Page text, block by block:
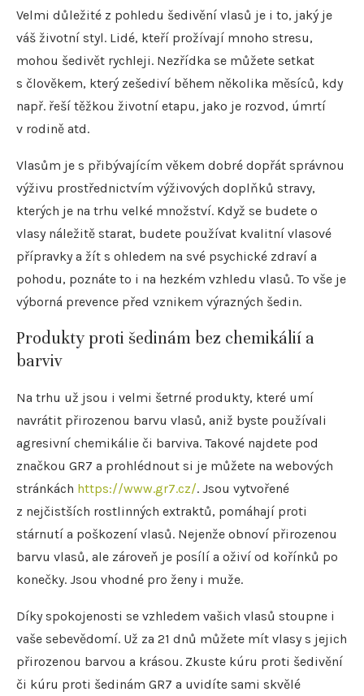
Velmi důležité z pohledu šedivění vlasů je i to, jaký je
váš životní styl. Lidé, kteří prožívají mnoho stresu,
mohou šedivět rychleji. Nezřídka se můžete setkat
s člověkem, který zešediví během několika měsíců, kdy
např. řeší těžkou životní etapu, jako je rozvod, úmrtí
v rodině atd.
Vlasům je s přibývajícím věkem dobré dopřát správnou
výživu prostřednictvím výživových doplňků stravy,
kterých je na trhu velké množství. Když se budete o
vlasy náležitě starat, budete používat kvalitní vlasové
přípravky a žít s ohledem na své psychické zdraví a
pohodu, poznáte to i na hezkém vzhledu vlasů. To vše je
výborná prevence před vznikem výrazných šedin.
Produkty proti šedinám bez chemikálií a
barviv
Na trhu už jsou i velmi šetrné produkty, které umí
navrátit přirozenou barvu vlasů, aniž byste používali
agresivní chemikálie či barviva. Takové najdete pod
značkou GR7 a prohlédnout si je můžete na webových
stránkách https://www.gr7.cz/. Jsou vytvořené
z nejčistších rostlinných extraktů, pomáhají proti
stárnutí a poškození vlasů. Nejenže obnoví přirozenou
barvu vlasů, ale zároveň je posílí a oživí od kořínků po
konečky. Jsou vhodné pro ženy i muže.
Díky spokojenosti se vzhledem vašich vlasů stoupne i
vaše sebevědomí. Už za 21 dnů můžete mít vlasy s jejich
přirozenou barvou a krásou. Zkuste kúru proti šedivění
či kúru proti šedinám GR7 a uvidíte sami skvělé